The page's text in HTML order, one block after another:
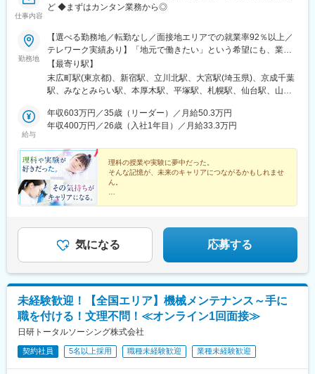
田市駅、間内駅、豊明駅、碧南駅、野田城駅、尾張横須賀駅、萩
駅、三日市駅、田丸駅、あすなろう四日市駅、保々駅、市部駅、
南四日市駅、河芸駅、穴太駅(三重県)、高宮駅(滋賀県)、南草津
駅、近江八幡駅、唐橋前駅、水口駅、虎姫駅、近江長岡駅、愛知
川駅、石原駅(京都府)、木幡駅(京都府・京阪線)、並河駅、西大路
御池駅、東舞鶴駅、平林駅(大阪府)、放出駅、滝谷不動駅、西梅田
駅、萱島駅、新石切駅、トレードセンター前駅、高槻市駅、蛸地
蔵駅、南港東駅、和泉中央駅、志紀駅、北花田駅、桜島駅、ＪＲ
総持寺駅、星ケ丘駅(大阪府)、東三国駅、りんくうタウン駅、広野
駅(兵庫県)、西栗栖駅、千本駅、栄駅(兵庫県)、相野駅、大村駅(兵
駅、伊丹駅(阪急線)、東二見駅、福崎駅、網干駅、鳴門駅、日生中
央駅、佐用駅、フラワータウン駅、西神中央駅、網引駅、マリン
パーク駅、日本へそ公園駅、武庫川団地前駅、コウノトリの郷
駅、西元町駅、播磨町駅、柏原駅(兵庫県)、宝塚駅、別府駅(兵庫
県)、篠山口駅、総合運動公園駅、平松駅、浮孔駅、学研北生駒
(島根県)、金川駅、笠岡駅、西勝間田駅、三菱自工前駅、新広駅、
東福山駅、八次駅、江波駅、西条駅(広島県)、大歳駅、徳山駅、麻
植塚駅、豊浜駅、玉之江駅、山田西町駅、太刀洗駅、竹下駅、新
宮中央駅、田主丸駅、新栄町駅(福岡県)、黒崎駅、肥前麓駅、大善
寺駅、新大村駅、原水駅、肥後大津駅、新玉名駅、八代駅、小川
駅(熊本県)、長洲駅、今津駅(大分県)、中津駅(大分県)、東中津
駅、宇佐駅、日向庄内駅、隼人駅、五位野駅、表木山駅、西１１
丁目駅、曽根田駅、取手駅、グリーンスタジアム前駅、東成田
駅、観音駅、芝公園駅、室駅、三柿野駅、吉原本町駅、大曽根
駅、新豊田駅、新川橋駅、近鉄四日市駅、泊駅(三重県)、木幡駅
(京都府・奈良線)、西大路三条駅、深江橋駅、大阪梅田駅(阪神
仕事内容
ど ◆まずはカンタン業務から◎
勤務地
【選べる勤務地／転勤なし／面接地エリアでの就業率92％以上／
テレワーク実績あり】「地元で働きたい」という希望にも、業界
トップクラスの取引事業所数約7,000件&プロジェクト数80,000件
の中から検討します。⇒勤務地は北海道・東北・北陸・関東・東
海・関西・中国・四国・九州の各都道府県のプロジェクト先※U・I
OK（エリア・プロジェクトによって変動）※寮／社宅制度など福
利厚生も充実しています※最終的な就業先は、希望・スキル・経験
タ自動車／日産自動車／本田技研工業／デンソー／アイシン◎情
報端末・家電日立製作所／東芝／三菱電機／パナソニック／富士
通◎航空・宇宙IHI／三菱重工業／川崎重工業受動喫煙対策：敷地
内原則禁煙（就業先によっては喫煙所有）
【最寄り駅】
末広町駅(東京都)、新宿駅、立川北駅、大宮駅(埼玉県)、京成千葉
駅、みなとみらい駅、本厚木駅、平塚駅、札幌駅、仙台駅、山形
駅、沼津駅、浜松駅、豊田市駅、近鉄名古屋駅、東岡崎駅、あす
なろう四日市駅、岐阜駅、富山駅、北鉄金沢駅、草津駅(滋賀県)、
前駅、紙屋町西駅、新山口駅、薬院駅、平和通駅、めがね橋駅、
水道町駅、郡山駅(福島県)、甲府駅、盛岡駅、大街道駅、新潟駅、
天文館通駅、東京駅、神田駅(東京都)、三鷹駅、赤坂駅(東京都)、
東池袋駅、茅場町駅、六本木駅、東新宿駅、池袋駅、日本橋駅(東
京都)、錦糸町駅、目黒駅、渋谷駅、品川駅、神谷町駅、大塚駅(東
都)、八丁堀駅(東京都)、有楽町駅、蒲田駅、中野坂上駅、東京テ
レポート駅、豊洲駅、御茶ノ水駅、五反田駅、飯田橋駅、恵比寿
水道橋駅、九段下駅、荻窪駅、亀戸駅、秋葉原駅、汐留駅、葛西
駅、藤沢駅、川崎駅、新高島駅、新横浜駅、愛甲石田駅、戸塚
駅、湘南台駅、天王町駅、武蔵小杉駅、南橋本駅、桜木町駅、南
林間駅、鶴見駅、新川崎駅、武蔵新城駅、小田原駅、善行駅、天
空橋駅、ＹＲＰ野比駅、新百合ケ丘駅、相原駅、京急新子安駅、
海老名駅(相鉄・小田急)、新杉田駅、鴨居駅、葭川公園駅、海浜幕
張駅、船橋駅、柏駅、八千代台駅、八幡宿駅、土気駅、蘇我駅、
給与
年収603万円／35歳（リーダー）／月給50.3万円
年収400万円／26歳（入社1年目）／月給33.3万円
理科の授業や実験に夢中だった。
そんな記憶が、未来のキャリアにつながるかもしれませ
ん。
★プロジェクト数80,000件
★未経験者多数活躍中！
気になる 応募する
未経験歓迎！【全国エリア】機械メンテナンス～手に
職を付ける！文理不問！≪オンライン1回面接≫
日研トータルソーシング株式会社
契約社員 5名以上採用 職種未経験歓迎 業種未経験歓迎